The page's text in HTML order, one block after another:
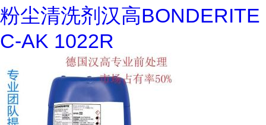
粉尘清洗剂汉高BONDERITE
C-AK 1022R